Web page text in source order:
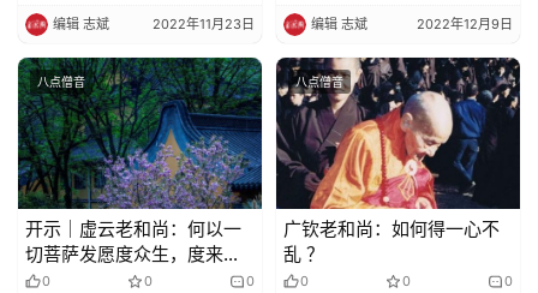
编辑 志斌 2022年11月23日 编辑 志斌 2022年12月9日
八点僧音
开示｜虚云老和尚：何以一
切菩萨发愿度众生，度来度
去总度不尽呢？
0 0 0
八点僧音
广钦老和尚：如何得一心不
乱 ？
0 0 0